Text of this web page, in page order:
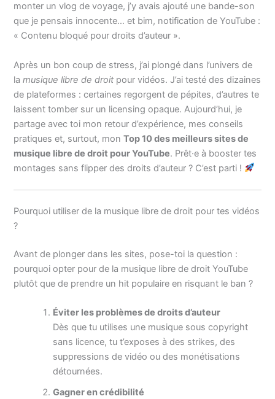
monter un vlog de voyage, j’y avais ajouté une bande-son
que je pensais innocente… et bim, notification de YouTube :
« Contenu bloqué pour droits d’auteur ».
Après un bon coup de stress, j’ai plongé dans l’univers de
lamusique libre de droit pour vidéos. J’ai testé des dizaines
de plateformes : certaines regorgent de pépites, d’autres te
laissent tomber sur un licensing opaque. Aujourd’hui, je
partage avec toi mon retour d’expérience, mes conseils
pratiques et, surtout, monTop 10 des meilleurs sites de
musique libre de droit pour YouTube. Prêt·e à booster tes
montages sans flipper des droits d’auteur ? C’est parti !
Pourquoi utiliser de la musique libre de droit pour tes vidéos
?
Avant de plonger dans les sites, pose-toi la question :
pourquoi opter pour de la musique libre de droit YouTube
plutôt que de prendre un hit populaire en risquant le ban ?
Éviter les problèmes de droits d’auteur
Dès que tu utilises une musique sous copyright
sans licence, tu t’exposes à des strikes, des
suppressions de vidéo ou des monétisations
détournées.
Gagner en crédibilité